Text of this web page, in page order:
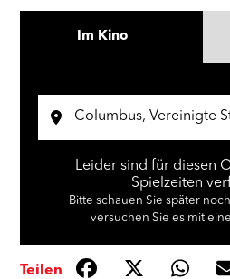
Im Kino
Leider sind für diesen
Spielzeiten
Bitte schauen Sie später
versuchen Sie es mit
Teilen